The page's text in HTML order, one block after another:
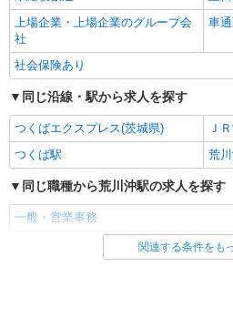
駅 ≪車通勤可≫ ●
完備♪
キープ
派遣社員
（つくば）/26-0586950
時間相談◎［旅館
かけよう★13時開
時給1400円
茨城県つくば市
ルマ通勤OK！無料
上場企業・上場企業のグループ会
社
車
社会保険あり
同じ沿線・駅から求人を探す
つくばエクスプレス(茨城県)
Ｊ
つくば駅
荒
同じ職種から荒川沖駅の求人を探す
一般・営業事務
同じ雇用形態から荒川沖駅の求人を
関連する条件をも